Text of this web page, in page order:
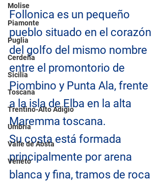
Molise
Piamonte
Puglia
Cerdeña
Sicilia
Toscana
Trentino-Alto Adigio
Umbría
Valle de Aosta
Véneto
Follonica es un pequeño
pueblo situado en el corazón
del golfo del mismo nombre
entre el promontorio de
Piombino y Punta Ala, frente
a la isla de Elba en la alta
Maremma toscana.
Su costa está formada
principalmente por arena
blanca y fina, tramos de roca